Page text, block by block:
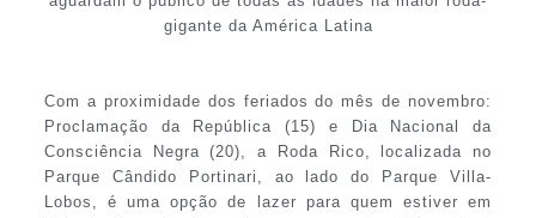
gigante da América Latina
Com a proximidade dos feriados do mês de novembro:
Proclamação da República (15) e Dia Nacional da
Consciência Negra (20), a Roda Rico, localizada no
Parque Cândido Portinari, ao lado do Parque Villa-
Lobos, é uma opção de lazer para quem estiver em